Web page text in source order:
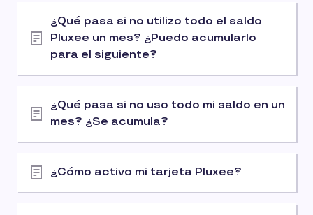
¿Qué pasa si no utilizo todo el saldo
Pluxee un mes? ¿Puedo acumularlo
para el siguiente?
¿Qué pasa si no uso todo mi saldo en un
mes? ¿Se acumula?
¿Cómo activo mi tarjeta Pluxee?